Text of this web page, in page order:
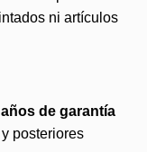
ni artículos
de garantía
posteriores